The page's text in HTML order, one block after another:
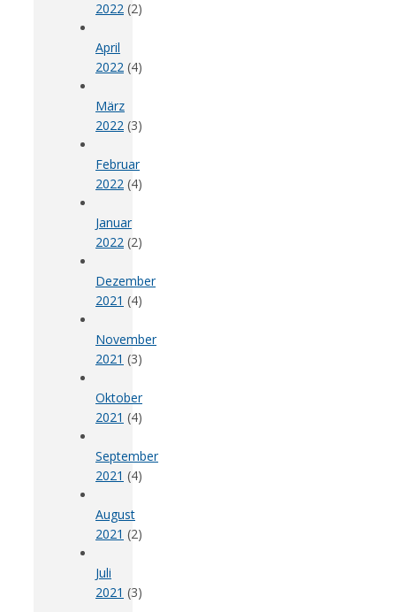
2022 (2)
April
2022 (4)
März
2022 (3)
Februar
2022 (4)
Januar
2022 (2)
Dezember
2021 (4)
November
2021 (3)
Oktober
2021 (4)
September
2021 (4)
August
2021 (2)
Juli
2021 (3)